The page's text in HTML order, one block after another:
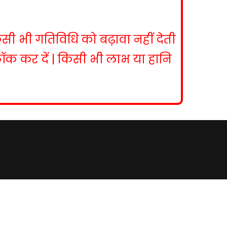
भी गतिविधि को बढ़ावा नहीं देती
कर दें | किसी भी लाभ या हानि